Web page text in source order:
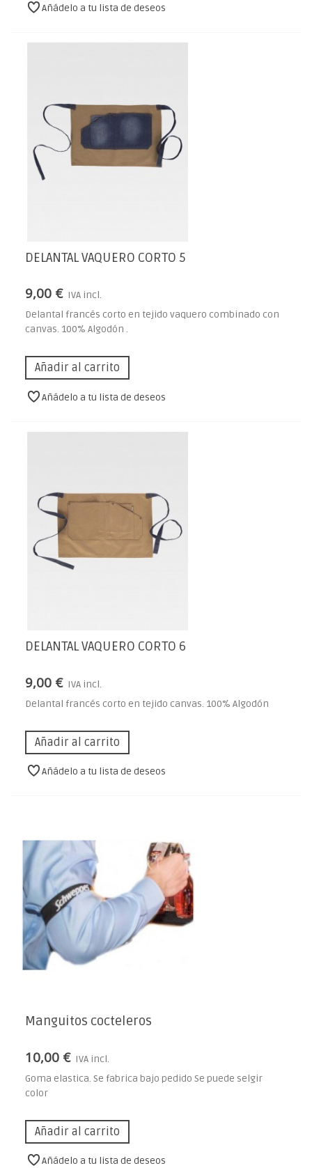
Añádelo a tu lista de deseos
DELANTAL VAQUERO CORTO 5
9,00 € IVA incl.
Delantal francés corto en tejido vaquero combinado con
canvas. 100% Algodón .
Añadir al carrito
Añádelo a tu lista de deseos
DELANTAL VAQUERO CORTO 6
9,00 € IVA incl.
Delantal francés corto en tejido canvas. 100% Algodón
Añadir al carrito
Añádelo a tu lista de deseos
Manguitos cocteleros
10,00 € IVA incl.
Goma elastica. Se fabrica bajo pedido Se puede selgir
color
Añadir al carrito
Añádelo a tu lista de deseos